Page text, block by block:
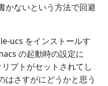
かないという方法で回避
ucs をインストールす
の起動時の設定に
プトがセットされてし
はさすがにどうかと思う